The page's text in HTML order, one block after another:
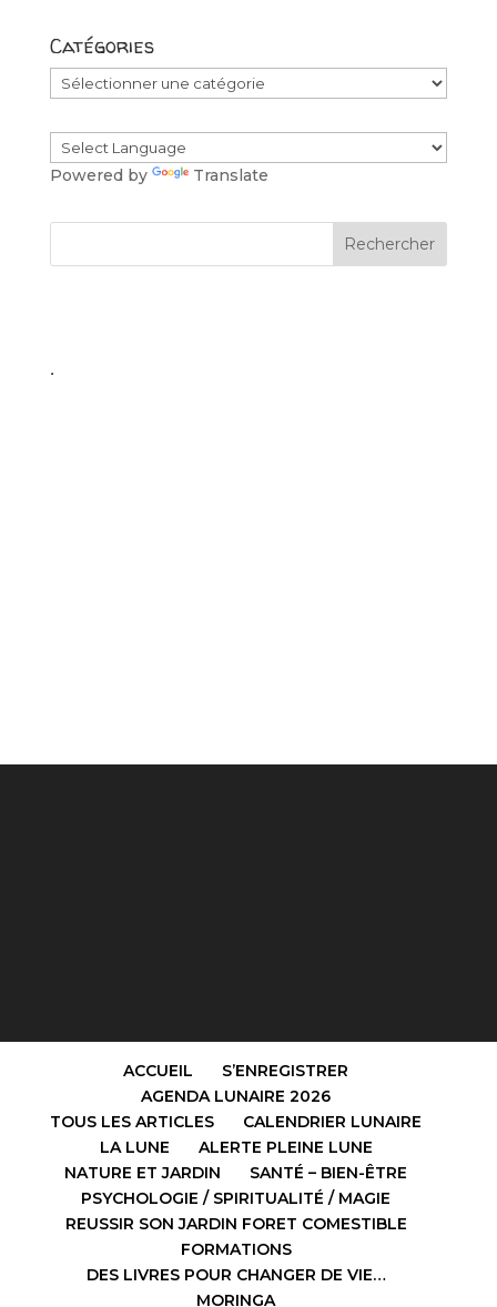
Catégories
Catégories
Powered by Translate
.
ACCUEIL
S’ENREGISTRER
AGENDA LUNAIRE 2026
TOUS LES ARTICLES
CALENDRIER LUNAIRE
LA LUNE
ALERTE PLEINE LUNE
NATURE ET JARDIN
SANTÉ – BIEN-ÊTRE
PSYCHOLOGIE / SPIRITUALITÉ / MAGIE
REUSSIR SON JARDIN FORET COMESTIBLE
FORMATIONS
DES LIVRES POUR CHANGER DE VIE…
MORINGA